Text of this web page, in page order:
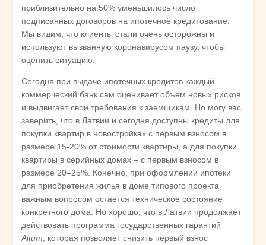
приблизительно на 50% уменьшилось число
подписанных договоров на ипотечное кредитование.
Мы видим, что клиенты стали очень осторожны и
используют вызванную коронавирусом паузу, чтобы
оценить ситуацию.
Сегодня при выдаче ипотечных кредитов каждый
коммерческий банк сам оценивает объем новых рисков
и выдвигает свои требования к заемщикам. Но могу вас
заверить, что в Латвии и сегодня доступны кредиты для
покупки квартир в новостройках с первым взносом в
размере 15-20% от стоимости квартиры, а для покупки
квартиры в серийных домах – с первым взносом в
размере 20–25%. Конечно, при оформлении ипотеки
для приобретения жилья в доме типового проекта
важным вопросом остается техническое состояние
конкретного дома. Но хорошо, что в Латвии продолжает
действовать программа государственных гарантий
Altum , которая позволяет снизить первый взнос